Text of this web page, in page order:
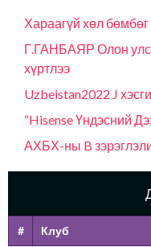
Хараагүй хөл бөмбөг
Г.ГАНБАЯР Олон
хүртлээ
Uzbeistan2022 J
“Hisense Үндэсний
АХБХ-ны B
# Клуб